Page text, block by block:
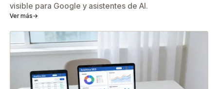
visible para Google y asistentes de AI.
Ver más→